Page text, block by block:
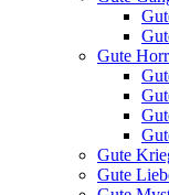
Gute
Gute
Gute